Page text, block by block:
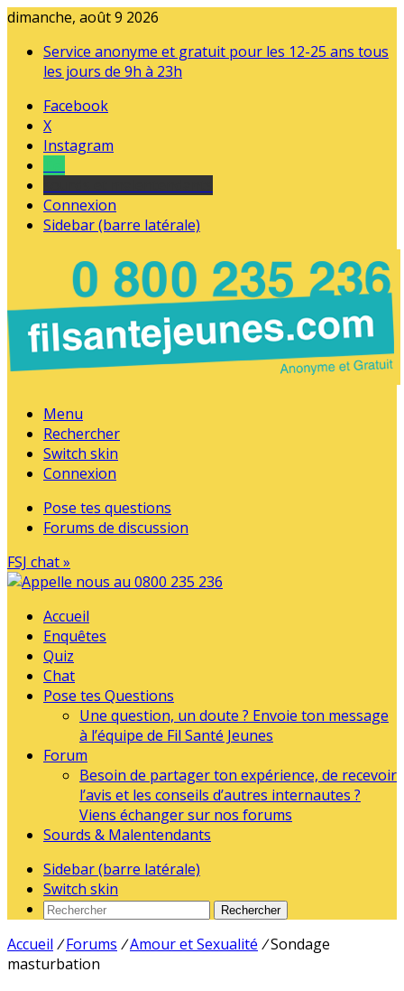
dimanche, août 9 2026
Service anonyme et gratuit pour les 12-25 ans tous
les jours de 9h à 23h
Facebook
X
Instagram
Connexion
Sidebar (barre latérale)
Menu
Rechercher
Switch skin
Connexion
Pose tes questions
Forums de discussion
FSJ chat »
Accueil
Enquêtes
Quiz
Chat
Pose tes Questions
Une question, un doute ? Envoie ton message
à l’équipe de Fil Santé Jeunes
Forum
Besoin de partager ton expérience, de recevoir
l’avis et les conseils d’autres internautes ?
Viens échanger sur nos forums
Sourds & Malentendants
Sidebar (barre latérale)
Switch skin
Rechercher
Accueil / Forums /Amour et Sexualité /Sondage
masturbation